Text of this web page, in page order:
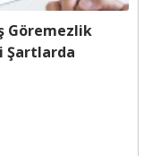
Göremezlik
Şartlarda